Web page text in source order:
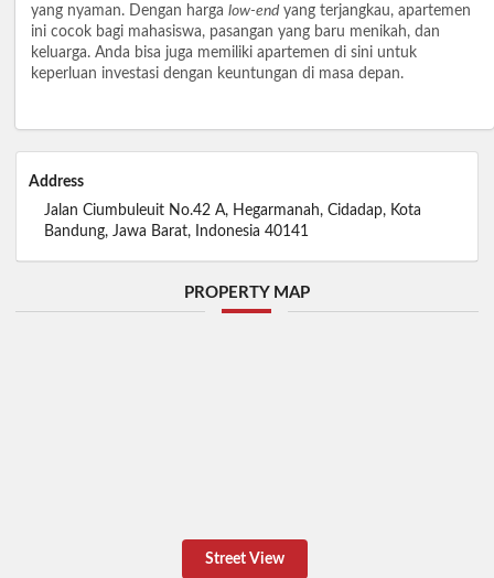
yang nyaman. Dengan harga low-end yang terjangkau, apartemen
ini cocok bagi mahasiswa, pasangan yang baru menikah, dan
keluarga. Anda bisa juga memiliki apartemen di sini untuk
keperluan investasi dengan keuntungan di masa depan.
Address
Jalan Ciumbuleuit No.42 A, Hegarmanah, Cidadap, Kota
Bandung, Jawa Barat, Indonesia 40141
PROPERTY MAP
Street View